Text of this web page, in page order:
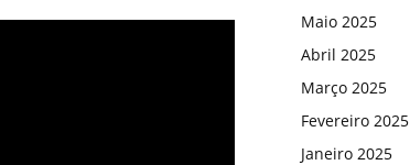
Maio 2025
Abril 2025
Março 2025
Fevereiro 2025
Janeiro 2025